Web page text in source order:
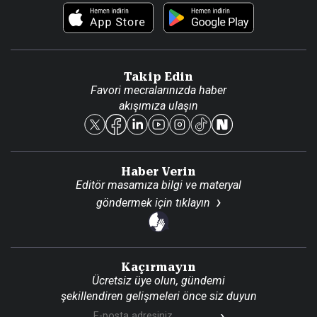
Foto Haber
Künye
Reklam Ver
Takip Edin
Favori mecralarınızda haber
akışımıza ulaşın
Haber Verin
Editör masamıza bilgi ve materyal
göndermek için tıklayın
Kaçırmayın
Ücretsiz üye olun, gündemi
şekillendiren gelişmeleri önce siz duyun